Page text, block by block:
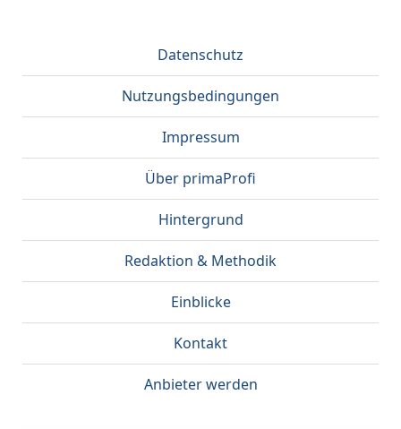
Datenschutz
Nutzungsbedingungen
Impressum
Über primaProfi
Hintergrund
Redaktion & Methodik
Einblicke
Kontakt
Anbieter werden